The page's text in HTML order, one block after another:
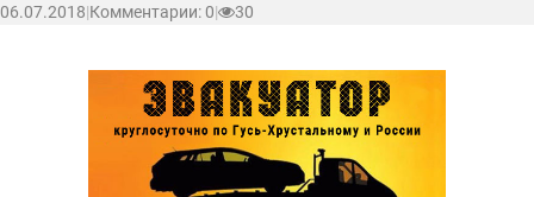
06.07.2018|Комментарии: 0| 30